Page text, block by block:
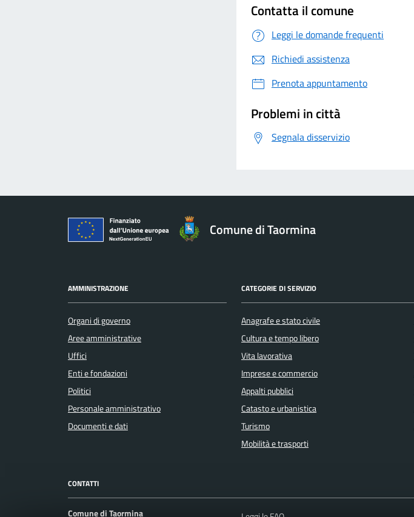
Contatta il comune
Leggi le domande frequenti
Richiedi assistenza
Prenota appuntamento
Problemi in città
Segnala disservizio
Comune di Taormina
AMMINISTRAZIONE
Organi di governo
Aree amministrative
Uffici
Enti e fondazioni
Politici
Personale amministrativo
Documenti e dati
CATEGORIE DI SERVIZIO
Anagrafe e stato civile
Cultura e tempo libero
Vita lavorativa
Imprese e commercio
Appalti pubblici
Catasto e urbanistica
Turismo
Mobilità e trasporti
CONTATTI
Comune di Taormina